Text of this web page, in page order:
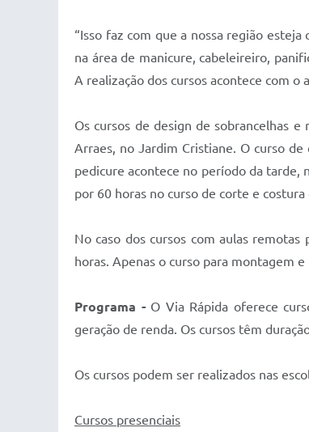
“Isso faz com que a nossa região
na área de manicure, cabeleireiro,
A realização dos cursos acontece com o
Os cursos de design de sobrancelhas
Arraes, no Jardim Cristiane. O curso
pedicure acontece no período da tarde,
por 60 horas no curso de corte e
No caso dos cursos com aulas
horas. Apenas o curso para montagem
Programa -O Via Rápida oferece
geração de renda. Os cursos têm
Os cursos podem ser realizados nas
Cursos presenciais